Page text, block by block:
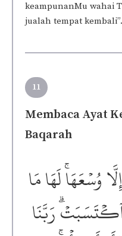
keampunanMu wahai
jualah tempat kembali”.
11
Membaca Ayat
Baqarah
وُسۡعَهَاۚ لَهَا مَا
رَبَّنَا